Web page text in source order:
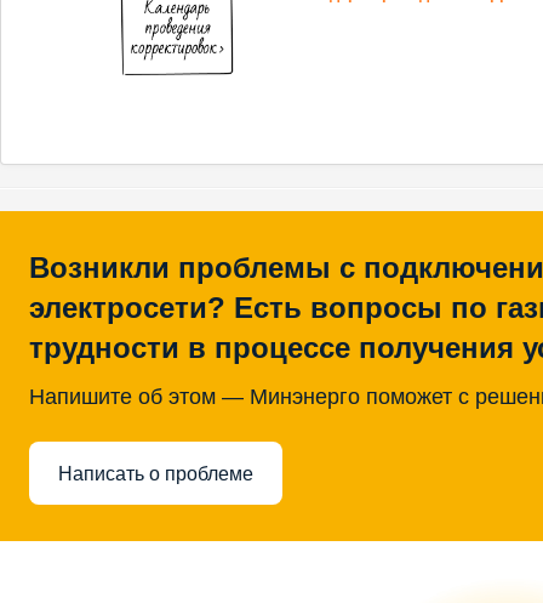
Возникли проблемы с
электросети? Есть вопросы по
трудности в процессе получения
Напишите об этом — Минэнерго поможет с
Написать о проблеме